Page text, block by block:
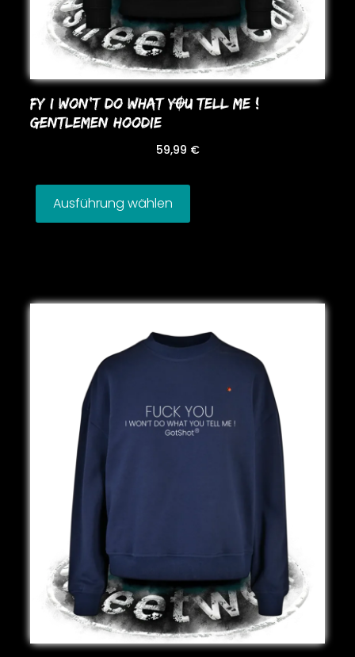
FY I WoN’T Do WHAT YOU TELL ME !
GENTLEMEN HooDIE
59,99 €
Ausführung wählen